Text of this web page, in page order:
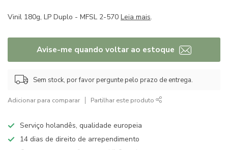
Vinil 180g, LP Duplo - MFSL 2-570 Leia mais.
Avise-me quando voltar ao estoque
Sem stock, por favor pergunte pelo prazo de entrega.
Adicionar para comparar Partilhar este produto
Serviço holandês, qualidade europeia
14 dias de direito de arrependimento